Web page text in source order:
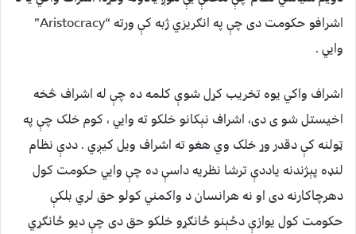
اشرافو حکومت دی چې په انګريزي ژبه کې ورته “Aristocracy”
وايي .
اشراف واکي يوه تخريب کړل شوې کلمه ده چې له اشراف څخه
اخيستل شو ی دی، اشراف نېکانو خلکو ته وايي ، کوم خلک چې په
ټولنه کې دقدر وړ خلک وي هغو ته اشراف ويل کيږي . ددې نظام
لنډه پېژندنه ياددې ترشا نظريه داسې ده چې وايي حکومت کول
دهرچاکارنه دی او نه هرانسان د واکمني کولو حق لري بلکې
حکومت کول يوازې دځېنو ځانګړو خلکو حق دی چې ديو ځانګړي